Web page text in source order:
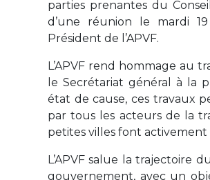
parties prenantes du
d’une réunion le mardi
Président de l’APVF.
L’APVF rend hommage au
le Secrétariat général à la
état de cause, ces travaux
par tous les acteurs de la
petites villes font activement
L’APVF salue la trajectoire
gouvernement, avec un